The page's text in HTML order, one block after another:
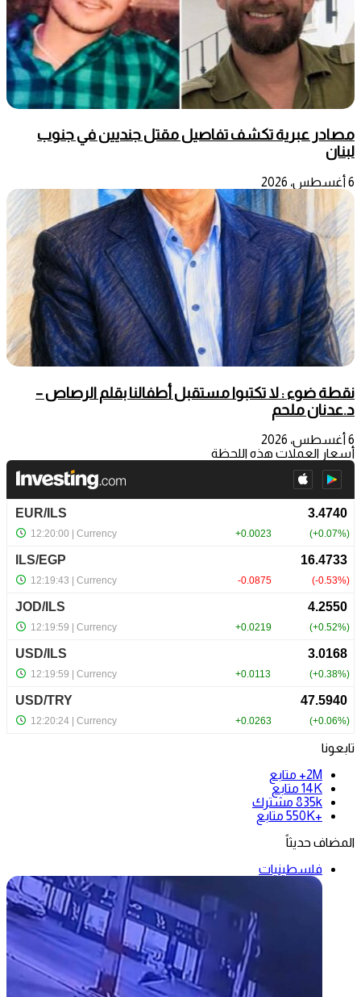
مصادر عبرية تكشف تفاصيل مقتل جنديين في جنوب
لبنان
6 أغسطس، 2026
نقطة ضوء : لا تكتبوا مستقبل أطفالنا بقلم الرصاص –
د.عدنان ملحم
6 أغسطس، 2026
أسعار العملات هذه اللحظة
تابعونا
2M+
متابع
14K متابع
835k مشترك
+550K
متابع
المضاف حديثاً
فلسطينيات